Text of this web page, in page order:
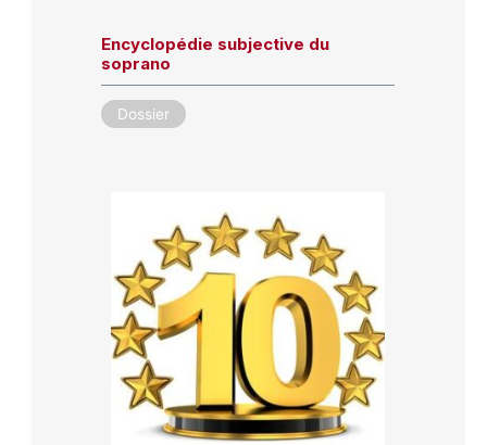
Encyclopédie subjective du
soprano
Dossier